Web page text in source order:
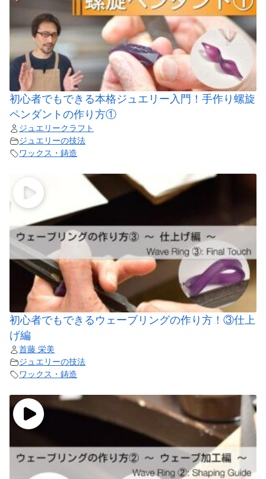
初心者でもできる本格ジュエリー入門！手作り螺旋
ペンダントの作り方①
ジュエリークラフト
ジュエリーの技法
ワックス・鋳造
初心者でもできるウェーブリングの作り方！③仕上
げ編
首藤 栄美
ジュエリーの技法
ワックス・鋳造